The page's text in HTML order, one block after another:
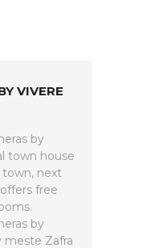
VIVERE
by
town house
town, next
free
by
meste Zafra